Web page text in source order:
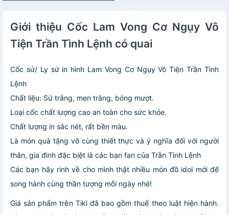
Giới thiệu Cốc Lam Vong Cơ Ngụy Vô
Tiện Trần Tình Lệnh có quai
Cốc sứ/ Ly sứ in hình Lam Vong Cơ Ngụy Vô Tiện Trần Tình
Lệnh
Chất liệu: Sứ trắng, men trắng, bóng mượt.
Loại cốc chất lượng cao an toàn cho sức khỏe.
Chất lượng in sắc nét, rất bền màu.
Là món quà tặng vô cùng thiết thực và ý nghĩa đối với người
thân, gia đình đặc biệt là các bạn fan của Trần Tình Lệnh
Các bạn hãy rinh về cho mình thật nhiều món đồ idol mới để
song hành cùng thần tượng mỗi ngày nhé!
Giá sản phẩm trên Tiki đã bao gồm thuế theo luật hiện hành.